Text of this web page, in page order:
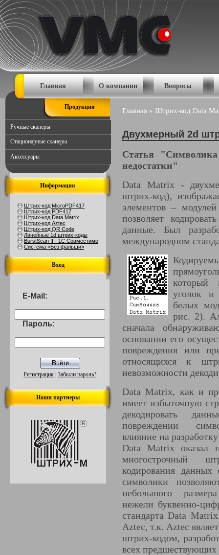
Главная О компании Вопросы
Главная » Штрих-код Data
Двухмерный 2d
Статья
недостатки"
Data Matrix -
штрих-код),
элементов –
позволяет
данные. Был
международном
который
уголок
белых
рис. 2).
сначала
основании его
повреждения или
относящихся к
невозможности
Data Matrix, как и
имеет избыточную
декодировать
повреждении
влияние на
Data Matrix оказал
многострочный
кодирования
символики
небольшого
нежели буквенно-
стандарта Data
Aztec, т.к. Aztec
штрих-кодом,
всех
Продукция
Ручные сканеры
Стационарные сканеры
Аксессуары
Информация
Штрих-код MicroPDF417
Штрих-код PDF417
Штрих-код Data Matrix
Штрих-код Aztec
Штрих-код QR Code
Линейные 1d штрих-коды
BurstScan II - 1С Совместимо
Система «Без фальши»
Вход
E-Mail:
Пароль:
Регистрация Забыли пароль?
Наши партнеры